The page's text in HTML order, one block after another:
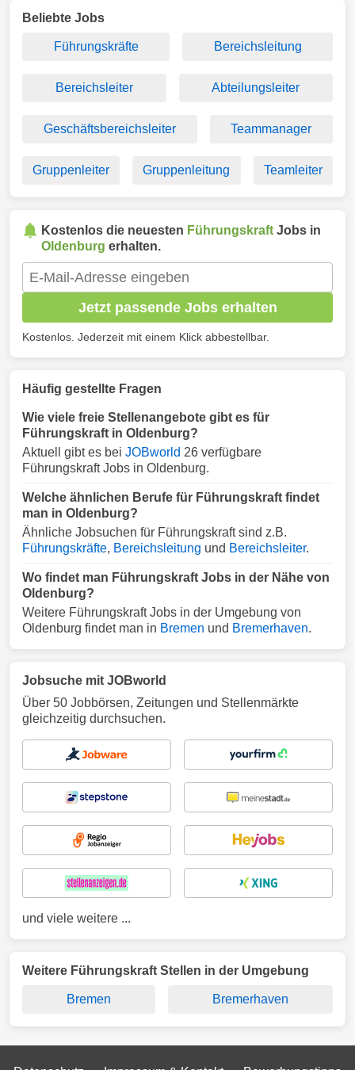
Beliebte Jobs
Führungskräfte Bereichsleitung
Bereichsleiter Abteilungsleiter
Geschäftsbereichsleiter Teammanager
Gruppenleiter Gruppenleitung Teamleiter
Kostenlos die neuesten Führungskraft Jobs in
Oldenburg erhalten.
Jetzt passende Jobs erhalten
Kostenlos. Jederzeit mit einem Klick abbestellbar.
Häufig gestellte Fragen
Wie viele freie Stellenangebote gibt es für
Führungskraft in Oldenburg?
Aktuell gibt es bei JOBworld 26 verfügbare
Führungskraft Jobs in Oldenburg.
Welche ähnlichen Berufe für Führungskraft findet
man in Oldenburg?
Ähnliche Jobsuchen für Führungskraft sind z.B.
Führungskräfte, Bereichsleitung und Bereichsleiter.
Wo findet man Führungskraft Jobs in der Nähe von
Oldenburg?
Weitere Führungskraft Jobs in der Umgebung von
Oldenburg findet man in Bremen und Bremerhaven.
Jobsuche mit JOBworld
Über 50 Jobbörsen, Zeitungen und Stellenmärkte
gleichzeitig durchsuchen.
und viele weitere ...
Weitere Führungskraft Stellen in der Umgebung
Bremen Bremerhaven